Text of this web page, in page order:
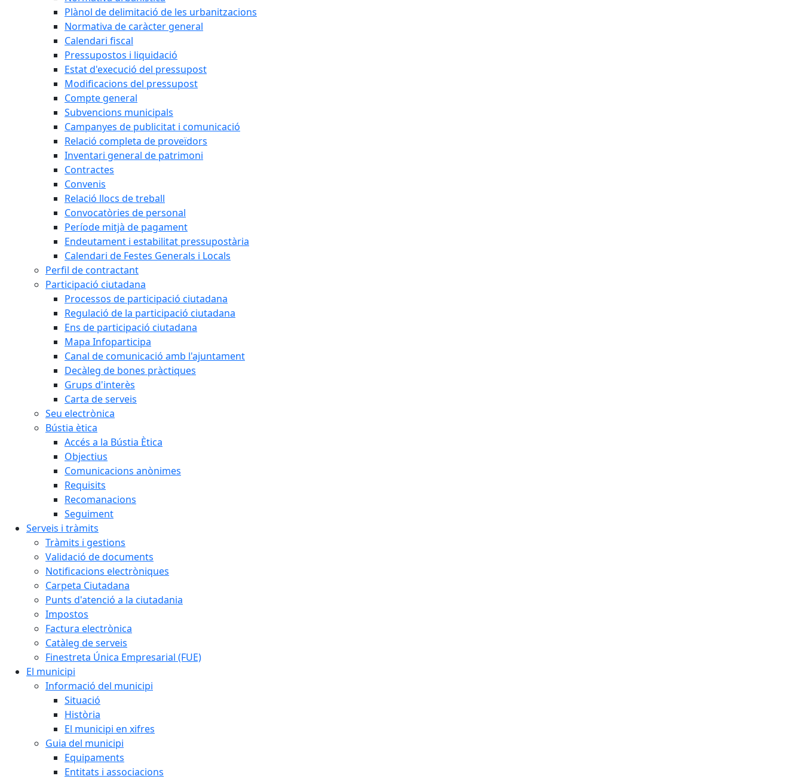
Plànol de delimitació de les urbanitzacions
Normativa de caràcter general
Calendari fiscal
Pressupostos i liquidació
Estat d'execució del pressupost
Modificacions del pressupost
Compte general
Subvencions municipals
Campanyes de publicitat i comunicació
Relació completa de proveïdors
Inventari general de patrimoni
Contractes
Convenis
Relació llocs de treball
Convocatòries de personal
Període mitjà de pagament
Endeutament i estabilitat pressupostària
Calendari de Festes Generals i Locals
Perfil de contractant
Participació ciutadana
Processos de participació ciutadana
Regulació de la participació ciutadana
Ens de participació ciutadana
Mapa Infoparticipa
Canal de comunicació amb l'ajuntament
Decàleg de bones pràctiques
Grups d'interès
Carta de serveis
Seu electrònica
Bústia ètica
Accés a la Bústia Ètica
Objectius
Comunicacions anònimes
Requisits
Recomanacions
Seguiment
Serveis i tràmits
Tràmits i gestions
Validació de documents
Notificacions electròniques
Carpeta Ciutadana
Punts d'atenció a la ciutadania
Impostos
Factura electrònica
Catàleg de serveis
Finestreta Única Empresarial (FUE)
El municipi
Informació del municipi
Situació
Història
El municipi en xifres
Guia del municipi
Equipaments
Entitats i associacions